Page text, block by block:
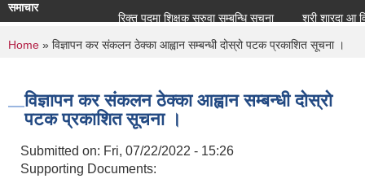
समाचार
रिक्त पदमा शिक्षक सरुवा सम्बन्धि सूचना
श्री शारदा आ वि
You are here
Home » विज्ञापन कर संकलन ठेक्का आह्वान सम्बन्धी दोस्रो पटक प्रकाशित सूचना ।
विज्ञापन कर संकलन ठेक्का आह्वान सम्बन्धी दोस्रो
पटक प्रकाशित सूचना ।
Submitted on: Fri, 07/22/2022 - 15:26
Supporting Documents: